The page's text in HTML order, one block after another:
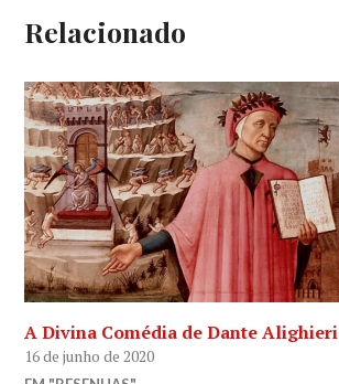
Relacionado
A Divina Comédia de Dante Alighieri
16 de junho de 2020